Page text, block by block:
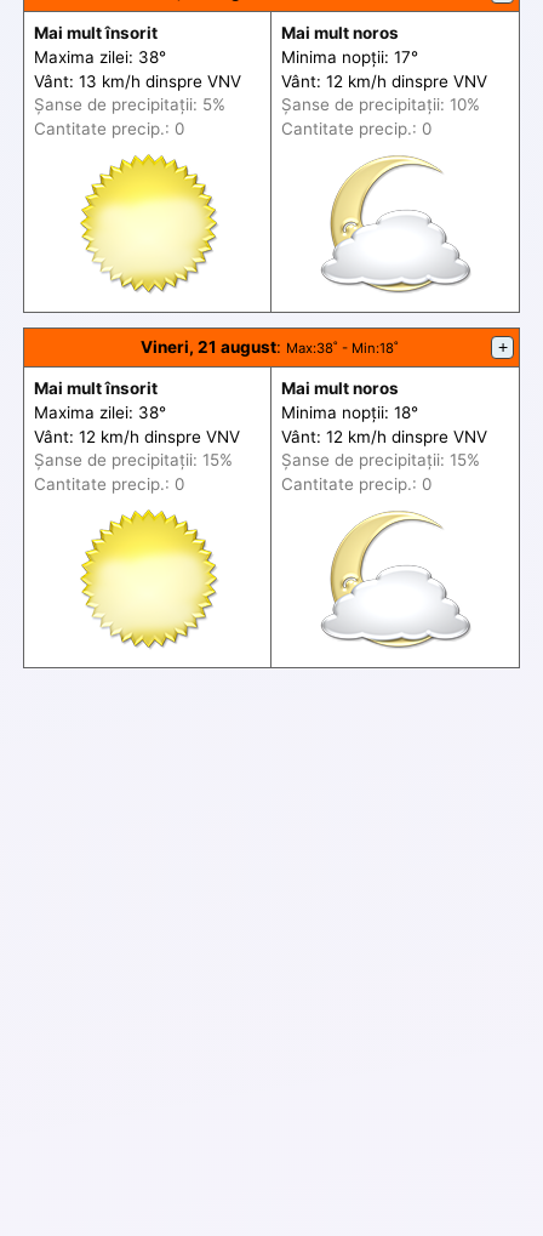
Mai mult însorit
Maxima zilei: 38°
Vânt: 13 km/h dinspre VNV
Șanse de precipitații: 5%
Cantitate precip.: 0
Mai mult noros
Minima nopții: 17°
Vânt: 12 km/h dinspre VNV
Șanse de precipitații: 10%
Cantitate precip.: 0
Vineri, 21 august: Max:38˚ - Min:18˚ +
Mai mult însorit
Maxima zilei: 38°
Vânt: 12 km/h dinspre VNV
Șanse de precipitații: 15%
Cantitate precip.: 0
Mai mult noros
Minima nopții: 18°
Vânt: 12 km/h dinspre VNV
Șanse de precipitații: 15%
Cantitate precip.: 0